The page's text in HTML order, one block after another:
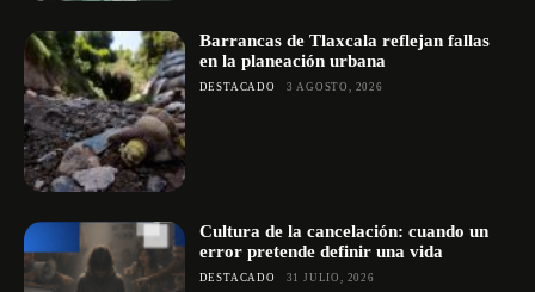
Barrancas de Tlaxcala reflejan fallas
en la planeación urbana
DESTACADO 3 AGOSTO, 2026
Cultura de la cancelación: cuando un
error pretende definir una vida
DESTACADO 31 JULIO, 2026